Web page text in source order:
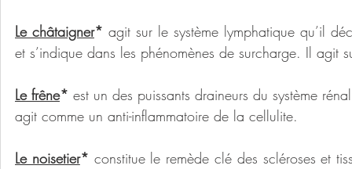
Le châtaigner* agit sur le système lymphatique qu’il
et s’indique dans les phénomènes de surcharge. Il
Le frêne* est un des puissants draineurs du système
agit comme un anti-inflammatoire de la cellulite.
Le noisetier* constitue le remède clé des scléroses et